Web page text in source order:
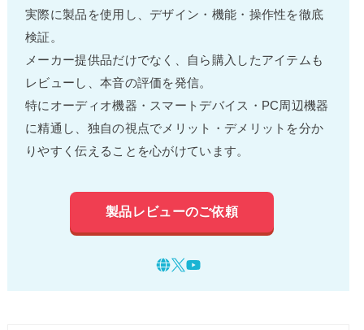
実際に製品を使用し、デザイン・機能・操作性を徹底
検証。
メーカー提供品だけでなく、自ら購入したアイテムも
レビューし、本音の評価を発信。
特にオーディオ機器・スマートデバイス・PC周辺機器
に精通し、独自の視点でメリット・デメリットを分か
りやすく伝えることを心がけています。
製品レビューのご依頼